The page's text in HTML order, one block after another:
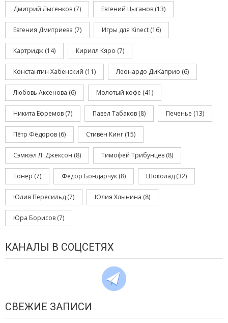
Дмитрий Лысенков (7) Евгений Цыганов (13)
Евгения Дмитриева (7) Игры для Kinect (16)
Картридж (14) Кирилл Кяро (7)
Константин Хабенский (11) Леонардо ДиКаприо (6)
Любовь Аксенова (6) Молотый кофе (41)
Никита Ефремов (7) Павел Табаков (8) Печенье (13)
Пётр Фёдоров (6) Стивен Кинг (15)
Сэмюэл Л. Джексон (8) Тимофей Трибунцев (8)
Тонер (7) Фёдор Бондарчук (8) Шоколад (32)
Юлия Пересильд (7) Юлия Хлынина (8)
Юра Борисов (7)
КАНАЛЫ В СОЦСЕТЯХ
СВЕЖИЕ ЗАПИСИ